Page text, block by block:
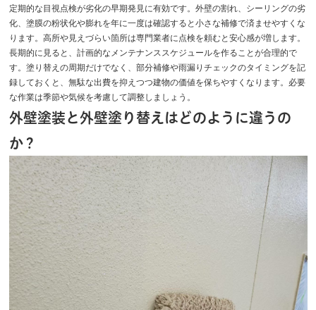
定期的な目視点検が劣化の早期発見に有効です。外壁の割れ、シーリングの劣
化、塗膜の粉状化や膨れを年に一度は確認すると小さな補修で済ませやすくな
ります。高所や見えづらい箇所は専門業者に点検を頼むと安心感が増します。
長期的に見ると、計画的なメンテナンススケジュールを作ることが合理的で
す。塗り替えの周期だけでなく、部分補修や雨漏りチェックのタイミングを記
録しておくと、無駄な出費を抑えつつ建物の価値を保ちやすくなります。必要
な作業は季節や気候を考慮して調整しましょう。
外壁塗装と外壁塗り替えはどのように違うの
か？